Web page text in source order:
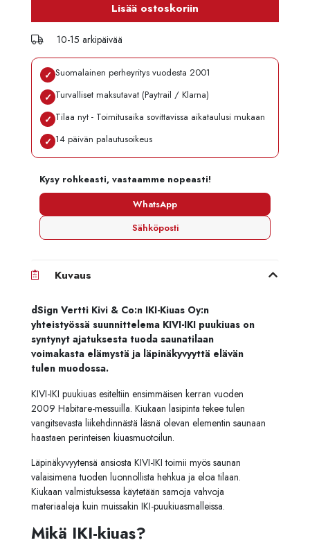
Lisää ostoskoriin
10-15 arkipäivää
✓ Suomalainen perheyritys vuodesta 2001
✓ Turvalliset maksutavat (Paytrail / Klarna)
✓ Tilaa nyt - Toimitusaika sovittavissa aikataulusi mukaan
✓ 14 päivän palautusoikeus
Kysy rohkeasti, vastaamme nopeasti!
WhatsApp
Sähköposti
Kuvaus
dSign Vertti Kivi & Co:n IKI-Kiuas Oy:n
yhteistyössä suunnittelema KIVI-IKI puukiuas on
syntynyt ajatuksesta tuoda saunatilaan
voimakasta elämystä ja läpinäkyvyyttä elävän
tulen muodossa.
KIVI-IKI puukiuas esiteltiin ensimmäisen kerran vuoden
2009 Habitare-messuilla. Kiukaan lasipinta tekee tulen
vangitsevasta liikehdinnästä läsnä olevan elementin saunaan
haastaen perinteisen kiuasmuotoilun.
Läpinäkyvyytensä ansiosta KIVI-IKI toimii myös saunan
valaisimena tuoden luonnollista hehkua ja eloa tilaan.
Kiukaan valmistuksessa käytetään samoja vahvoja
materiaaleja kuin muissakin IKI-puukiuasmalleissa.
Mikä IKI-kiuas?